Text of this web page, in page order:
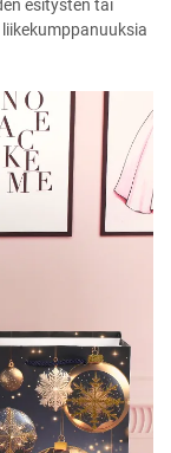
esitysten tai